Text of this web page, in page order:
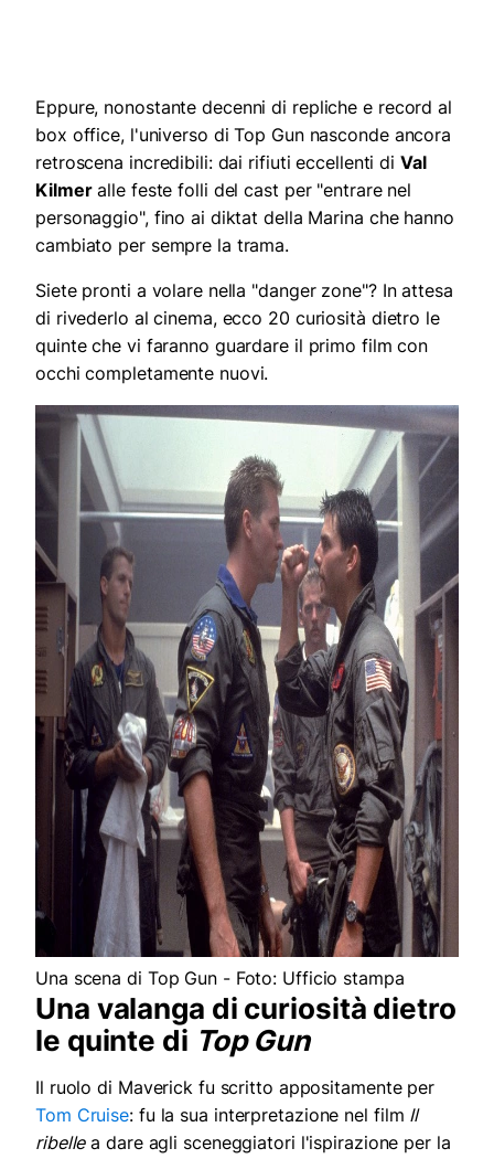
Eppure, nonostante decenni di repliche e record al
box office, l'universo di Top Gun nasconde ancora
retroscena incredibili: dai rifiuti eccellenti di Val
Kilmeralle feste folli del cast per "entrare nel
personaggio", fino ai diktat della Marina che hanno
cambiato per sempre la trama.
Siete pronti a volare nella "danger zone"? In attesa
di rivederlo al cinema, ecco 20 curiosità dietro le
quinte che vi faranno guardare il primo film con
occhi completamente nuovi.
Una scena di Top Gun - Foto: Ufficio stampa
Una valanga di curiosità dietro
le quinte di Top Gun
Il ruolo di Maverick fu scritto appositamente per
Tom Cruise: fu la sua interpretazione nel film Il
ribellea dare agli sceneggiatori l'ispirazione per la